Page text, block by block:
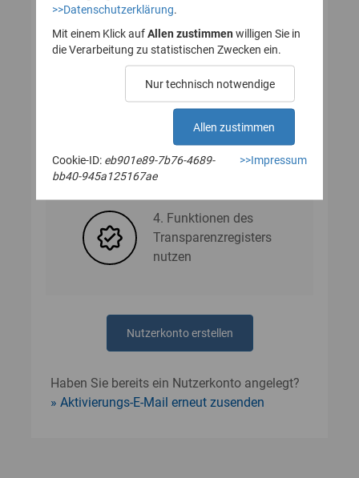
1. Nutzerkonto erstellen
des Nutzerkontos
bestätigen
3. Nutzerdaten angeben
4. Funktionen des
Transparenzregisters
nutzen
Nutzerkonto erstellen
Haben Sie bereits ein Nutzerkonto angelegt?
Aktivierungs-E-Mail erneut zusenden
>>Datenschutzerklärung
Mit einem Klick auf Allen zustimmen willigen Sie in
die Verarbeitung zu statistischen Zwecken ein.
Nur technisch notwendige
Allen zustimmen
Cookie-ID: eb901e89-7b76-4689-
bb40-945a125167ae
>>Impressum